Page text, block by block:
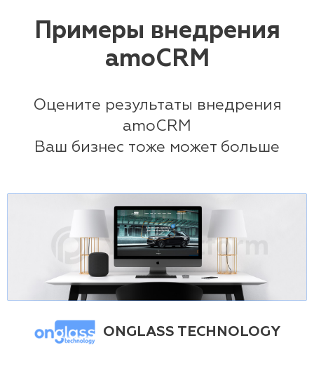
Примеры внедрения
amoCRM
Оцените результаты внедрения
amoCRM
Ваш бизнес тоже может больше
ONGLASS TECHNOLOGY